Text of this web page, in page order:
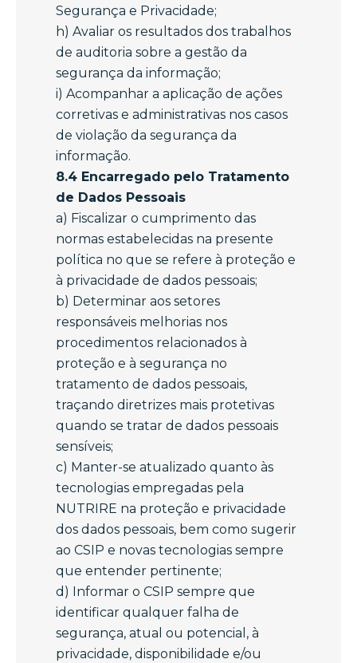
Segurança e Privacidade;
h) Avaliar os resultados dos trabalhos
de auditoria sobre a gestão da
segurança da informação;
i) Acompanhar a aplicação de ações
corretivas e administrativas nos casos
de violação da segurança da
informação.
8.4 Encarregado pelo Tratamento
de Dados Pessoais
a) Fiscalizar o cumprimento das
normas estabelecidas na presente
política no que se refere à proteção e
à privacidade de dados pessoais;
b) Determinar aos setores
responsáveis melhorias nos
procedimentos relacionados à
proteção e à segurança no
tratamento de dados pessoais,
traçando diretrizes mais protetivas
quando se tratar de dados pessoais
sensíveis;
c) Manter-se atualizado quanto às
tecnologias empregadas pela
NUTRIRE na proteção e privacidade
dos dados pessoais, bem como sugerir
ao CSIP e novas tecnologias sempre
que entender pertinente;
d) Informar o CSIP sempre que
identificar qualquer falha de
segurança, atual ou potencial, à
privacidade, disponibilidade e/ou